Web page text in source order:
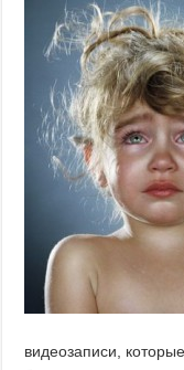
видеозаписи,